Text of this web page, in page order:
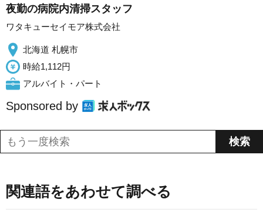
夜勤の病院内清掃スタッフ
ワタキューセイモア株式会社
北海道 札幌市
時給1,112円
アルバイト・パート
Sponsored by
関連語をあわせて調べる